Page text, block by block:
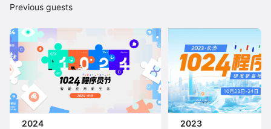
Previous guests
2024 2023